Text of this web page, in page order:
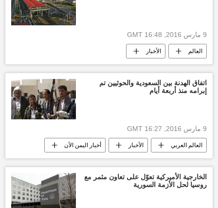
9 مارس 2016, 16:48 GMT
العالم الأخبار
اتفاق الهدنة بين السعودية والحوثيين تم
إبرامه منذ أربعة أيام
9 مارس 2016, 16:27 GMT
العالم العربي الأخبار أخبار اليمن الأن
الخارجية الأميركية تعوّل على تعاون مثمر مع
روسيا لحل الأزمة السورية